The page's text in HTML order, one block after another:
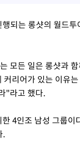
되는 롱샷의 월드
모든 일은 롱샷과
리어가 있는 이유
"라고 했다.
4인조 남성 그룹
.